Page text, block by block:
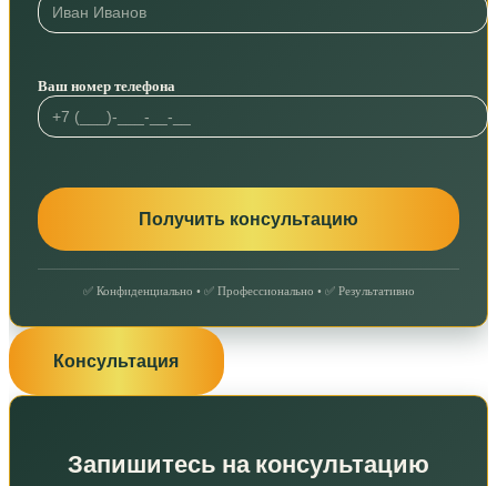
Ваш номер телефона
✅ Конфиденциально • ✅ Профессионально • ✅ Результативно
Консультация
Запишитесь на консультацию